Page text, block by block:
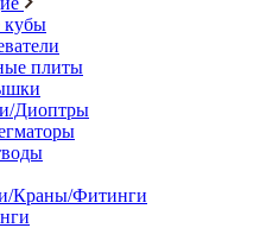
кубы
плиты
Диоптры
Краны/Фитинги